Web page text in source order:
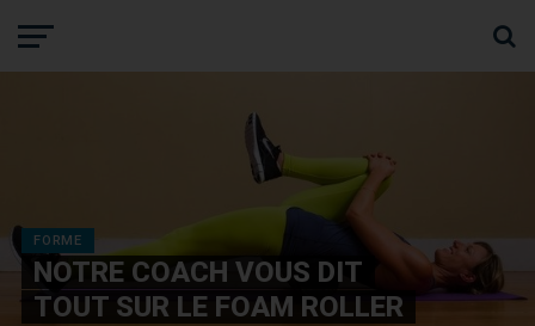
FORME
NOTRE COACH VOUS DIT
TOUT SUR LE FOAM ROLLER